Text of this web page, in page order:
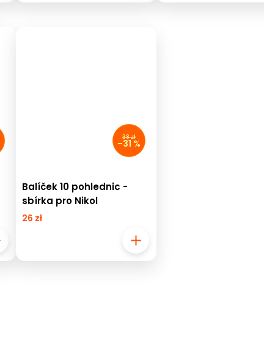
38 zł
–31 %
Balíček 10 pohlednic -
sbírka pro Nikol
26 zł